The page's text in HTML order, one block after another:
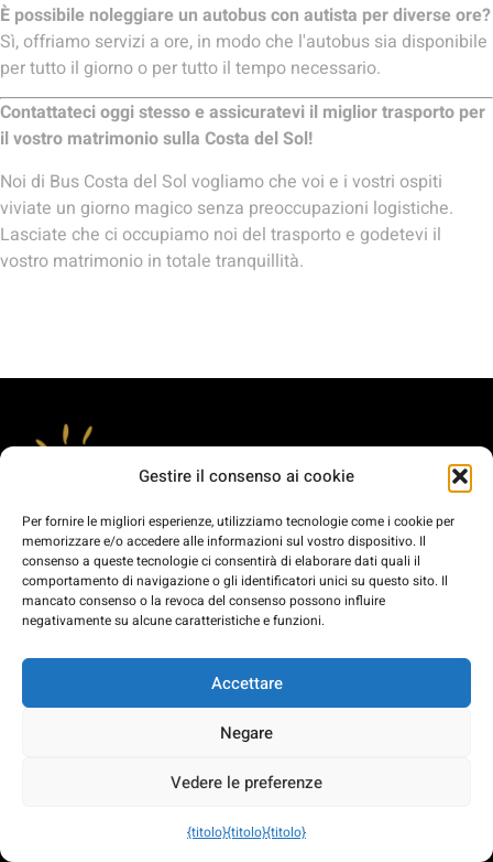
Gestire il consenso ai cookie
Per fornire le migliori esperienze, utilizziamo tecnologie come i cookie per
memorizzare e/o accedere alle informazioni sul vostro dispositivo. Il
consenso a queste tecnologie ci consentirà di elaborare dati quali il
comportamento di navigazione o gli identificatori unici su questo sito. Il
mancato consenso o la revoca del consenso possono influire
negativamente su alcune caratteristiche e funzioni.
Accettare
Negare
Vedere le preferenze
{titolo}{titolo}{titolo}
È possibile noleggiare un autobus con autista per diverse ore?
Sì, offriamo servizi a ore, in modo che l'autobus sia disponibile
per tutto il giorno o per tutto il tempo necessario.
Contattateci oggi stesso e assicuratevi il miglior trasporto per
il vostro matrimonio sulla Costa del Sol!
Noi di Bus Costa del Sol vogliamo che voi e i vostri ospiti
viviate un giorno magico senza preoccupazioni logistiche.
Lasciate che ci occupiamo noi del trasporto e godetevi il
vostro matrimonio in totale tranquillità.
Abbiamo più di 60 anni di esperienza nel servizio di
trasporto passeggeri su strada.
Link di interesse
Informativa sulla privacy
Politica sui cookie